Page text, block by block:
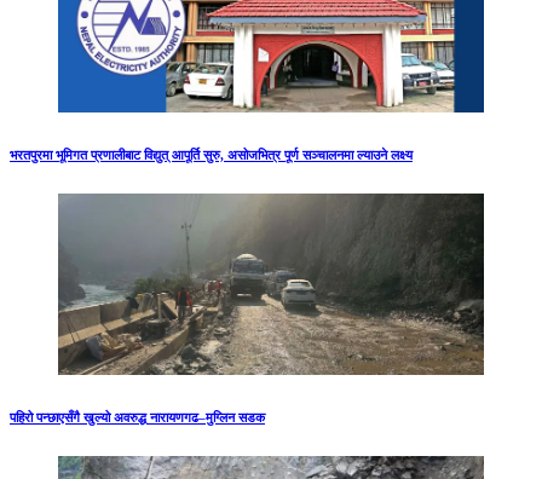
भरतपुरमा भूमिगत प्रणालीबाट विद्युत् आपूर्ति सुरु, असोजभित्र पूर्ण सञ्चालनमा ल्याउने लक्ष्य
पहिरो पन्छाएसँगै खुल्यो अवरुद्ध नारायणगढ–मुग्लिन सडक